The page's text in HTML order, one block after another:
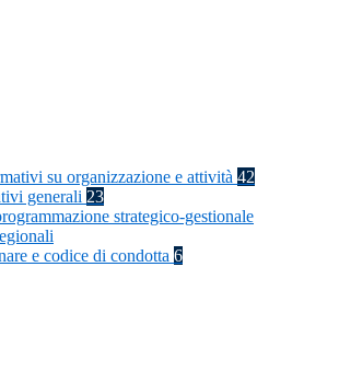
su organizzazione e attività 42
generali 23
strategico-gestionale
e codice di condotta 6